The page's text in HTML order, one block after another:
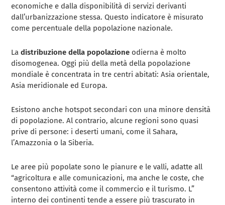
economiche e dalla disponibilità di servizi derivanti
dall’urbanizzazione stessa. Questo indicatore è misurato
come percentuale della popolazione nazionale.
Ladistribuzione della popolazione odierna è molto
disomogenea. Oggi più della metà della popolazione
mondiale è concentrata in tre centri abitati: Asia orientale,
Asia meridionale ed Europa.
Esistono anche hotspot secondari con una minore densità
di popolazione. Al contrario, alcune regioni sono quasi
prive di persone: i deserti umani, come il Sahara,
l’Amazzonia o la Siberia.
Le aree più popolate sono le pianure e le valli, adatte all
“agricoltura e alle comunicazioni, ma anche le coste, che
consentono attività come il commercio e il turismo. L”
interno dei continenti tende a essere più trascurato in